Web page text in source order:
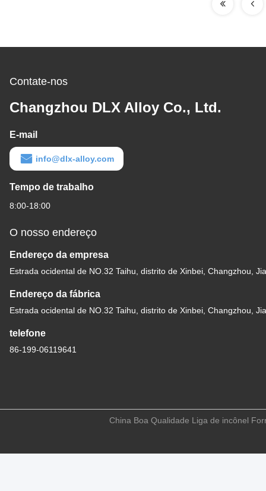
Contate-nos
Changzhou DLX Alloy Co., Ltd.
E-mail
info@dlx-alloy.com
Tempo de trabalho
8:00-18:00
O nosso endereço
Endereço da empresa
Estrada ocidental de NO.32 Taihu, distrito de Xinbei, Changzhou,
Endereço da fábrica
Estrada ocidental de NO.32 Taihu, distrito de Xinbei, Changzhou,
telefone
86-199-06119641
China Boa Qualidade Liga de incônel